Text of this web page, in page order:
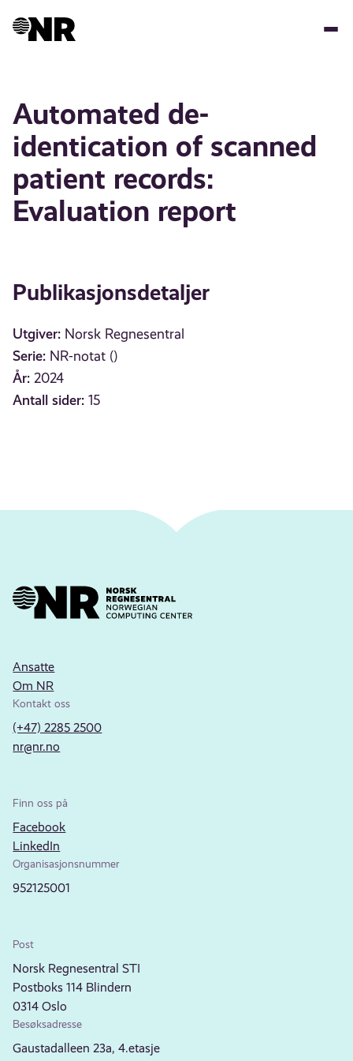
Automated de-
identication of scanned
patient records:
Evaluation report
Publikasjonsdetaljer
Utgiver: Norsk Regnesentral
Serie: NR-notat ()
År: 2024
Antall sider: 15
Ansatte
Om NR
Kontakt oss
(+47) 2285 2500
nr@nr.no
Finn oss på
Facebook
LinkedIn
Organisasjonsnummer
952125001
Post
Norsk Regnesentral STI
Postboks 114 Blindern
0314 Oslo
Besøksadresse
Gaustadalleen 23a, 4.etasje